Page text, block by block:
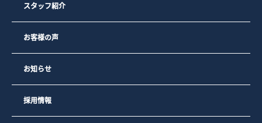
スタッフ紹介
お客様の声
お知らせ
採用情報